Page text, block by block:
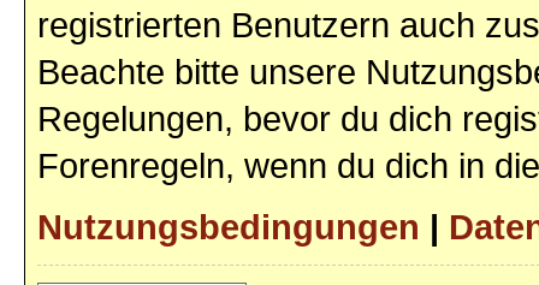
registrierten Benutzern auch
Beachte bitte unsere
Regelungen, bevor du dich
Forenregeln, wenn du dich in
Nutzungsbedingungen |